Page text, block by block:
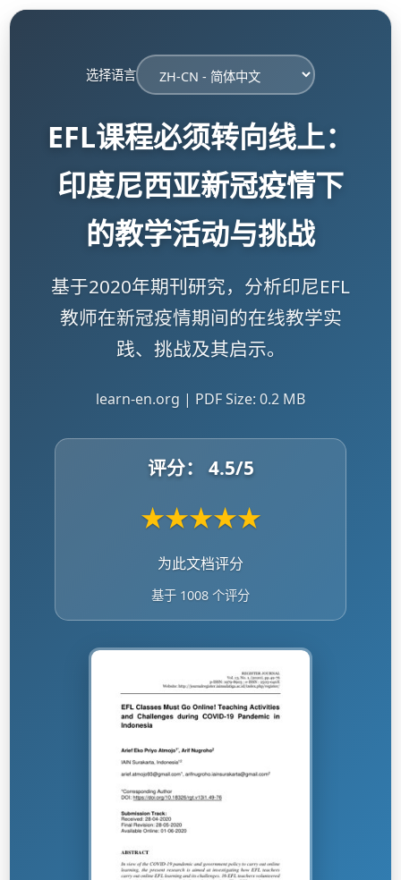
选择语言
EFL课程必须转向线上：
印度尼西亚新冠疫情下
的教学活动与挑战
基于2020年期刊研究，分析印尼EFL
教师在新冠疫情期间的在线教学实
践、挑战及其启示。
learn-en.org | PDF Size: 0.2 MB
评分： 4.5/5
★★★★★
为此文档评分
基于 1008 个评分